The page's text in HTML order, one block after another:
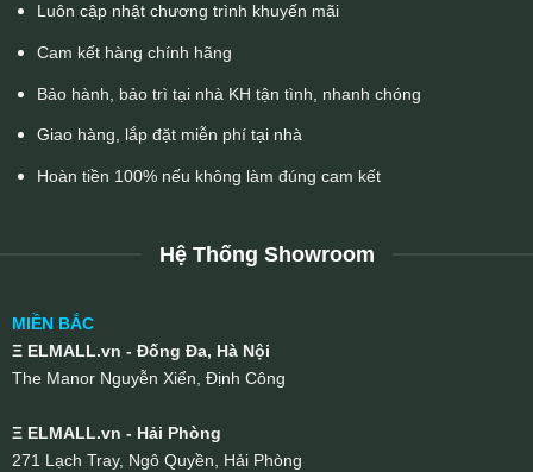
Luôn cập nhật chương trình khuyến mãi
Cam kết hàng chính hãng
Bảo hành, bảo trì tại nhà KH tận tình, nhanh chóng
Giao hàng, lắp đặt miễn phí tại nhà
Hoàn tiền 100% nếu không làm đúng cam kết
Hệ Thống Showroom
MIỀN BẮC
Ξ ELMALL.vn - Đống Đa, Hà Nội
The Manor Nguyễn Xiển, Định Công
Ξ ELMALL.vn - Hải Phòng
271 Lạch Tray, Ngô Quyền, Hải Phòng